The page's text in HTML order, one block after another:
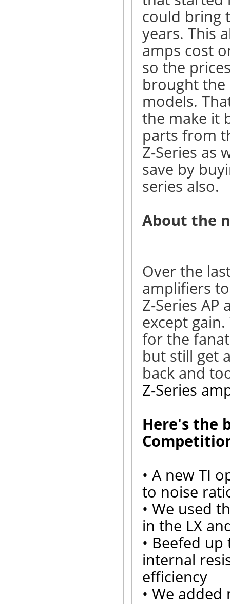
could bring
years. This
amps cost
so the
brought the
models.
the make it
parts from
Z-Series as
save by
series also.
About the
Over the
amplifiers
Z-Series
except
for the
but still get
back and
Z-Series
Here's the
• A new TI
to noise
• We used
in the LX
• Beefed
internal
efficiency
• We